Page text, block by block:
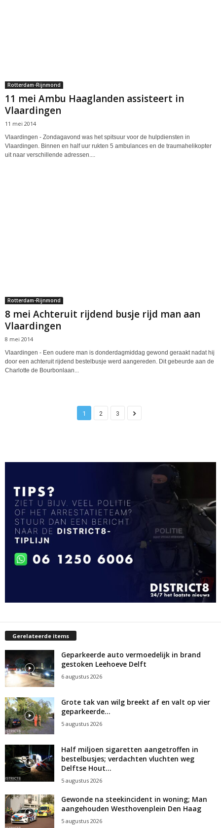
Rotterdam-Rijnmond
11 mei Ambu Haaglanden assisteert in
Vlaardingen
11 mei 2014
Vlaardingen - Zondagavond was het spitsuur voor de hulpdiensten in
Vlaardingen. Binnen en half uur rukten 5 ambulances en de traumahelikopter
uit naar verschillende adressen....
Rotterdam-Rijnmond
8 mei Achteruit rijdend busje rijd man aan
Vlaardingen
8 mei 2014
Vlaardingen - Een oudere man is donderdagmiddag gewond geraakt nadat hij
door een achteruit rijdend bestelbusje werd aangereden. Dit gebeurde aan de
Charlotte de Bourbonlaan...
1 2 3
Gerelateerde items
Geparkeerde auto vermoedelijk in brand
gestoken Leehoeve Delft
6 augustus 2026
Grote tak van wilg breekt af en valt op vier
geparkeerde...
5 augustus 2026
Half miljoen sigaretten aangetroffen in
bestelbusjes; verdachten vluchten weg
Delftse Hout...
5 augustus 2026
Gewonde na steekincident in woning; Man
aangehouden Westhovenplein Den Haag
5 augustus 2026